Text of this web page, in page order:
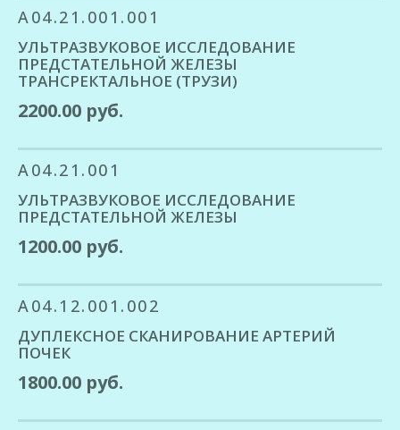
A04.21.001.001
УЛЬТРАЗВУКОВОЕ ИССЛЕДОВАНИЕ
ПРЕДСТАТЕЛЬНОЙ ЖЕЛЕЗЫ
ТРАНСРЕКТАЛЬНОЕ (ТРУЗИ)
2200.00 руб.
A04.21.001
УЛЬТРАЗВУКОВОЕ ИССЛЕДОВАНИЕ
ПРЕДСТАТЕЛЬНОЙ ЖЕЛЕЗЫ
1200.00 руб.
A04.12.001.002
ДУПЛЕКСНОЕ СКАНИРОВАНИЕ АРТЕРИЙ
ПОЧЕК
1800.00 руб.